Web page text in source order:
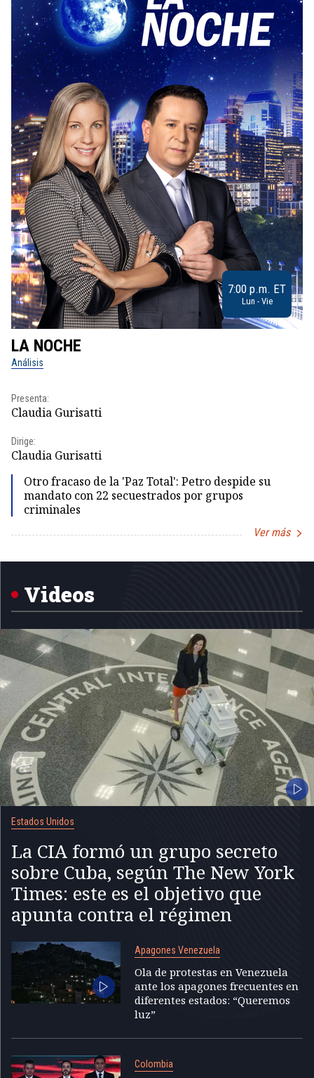
7:00 p.m. ET
Lun - Vie
LA NOCHE
Análisis
Presenta:
Claudia Gurisatti
Dirige:
Claudia Gurisatti
Otro fracaso de la 'Paz Total': Petro despide su
mandato con 22 secuestrados por grupos
criminales
Ver más
1
Videos
Estados Unidos
La CIA formó un grupo secreto
sobre Cuba, según The New York
Times: este es el objetivo que
apunta contra el régimen
Apagones Venezuela
Ola de protestas en Venezuela
ante los apagones frecuentes en
diferentes estados: “Queremos
luz”
Colombia